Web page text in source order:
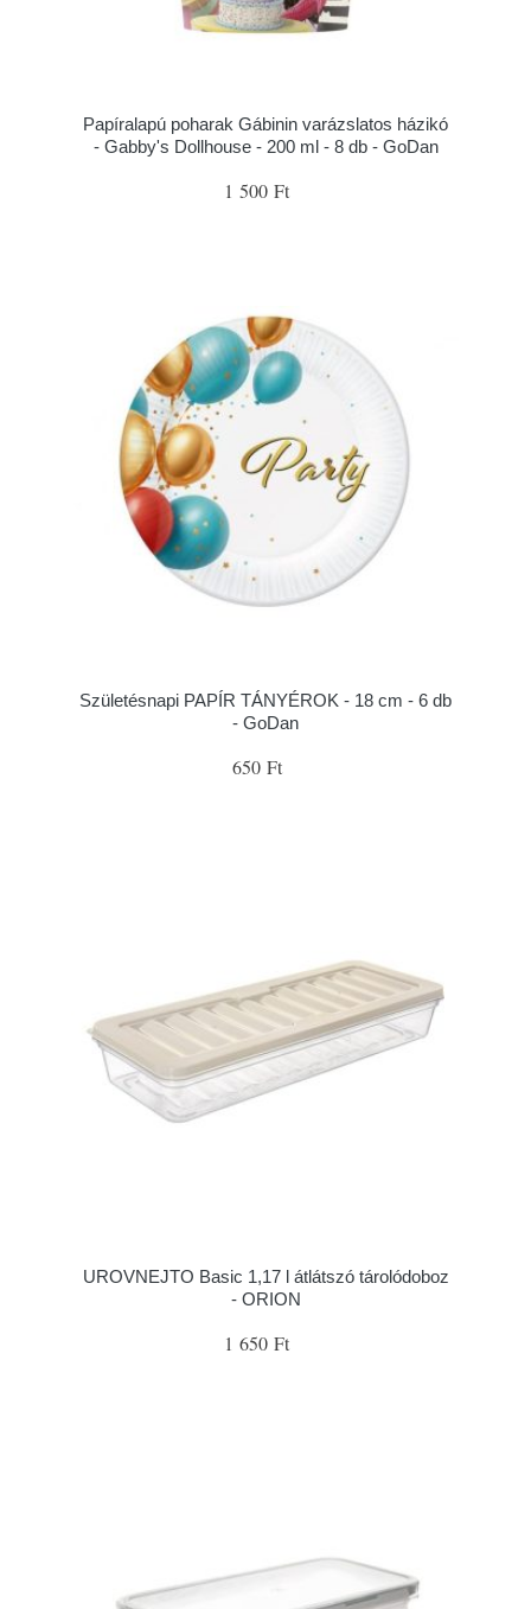
Papíralapú poharak Gábinin varázslatos házikó
- Gabby's Dollhouse - 200 ml - 8 db - GoDan
1 500 Ft
Születésnapi PAPÍR TÁNYÉROK - 18 cm - 6 db
- GoDan
650 Ft
UROVNEJTO Basic 1,17 l átlátszó tárolódoboz
- ORION
1 650 Ft